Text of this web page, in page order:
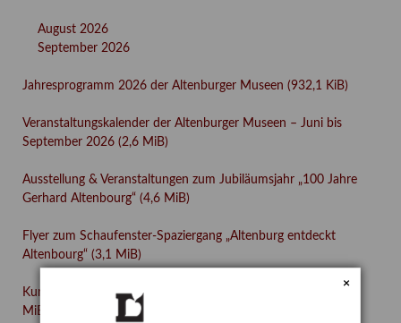
August 2026
September 2026
Jahresprogramm 2026 der Altenburger Museen (932,1 KiB)
Veranstaltungskalender der Altenburger Museen – Juni bis
September 2026 (2,6 MiB)
Ausstellung & Veranstaltungen zum Jubiläumsjahr „100 Jahre
Gerhard Altenbourg“ (4,6 MiB)
Flyer zum Schaufenster-Spaziergang „Altenburg entdeckt
Altenbourg“ (3,1 MiB)
Kursheft des studio – September 2026 bis Januar 2027
MiB)
×